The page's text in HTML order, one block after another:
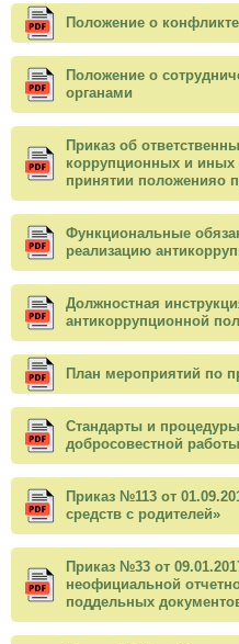
Положение о
Положение о
органами
Приказ об
коррупционных и
принятии положенияо
Функциональные
реализацию
Должностная
антикоррупционной
План мероприятий по
Стандарты и
добросовестной
Приказ №113 от
средств с родителей»
Приказ №33 от
неофициальной
поддельных